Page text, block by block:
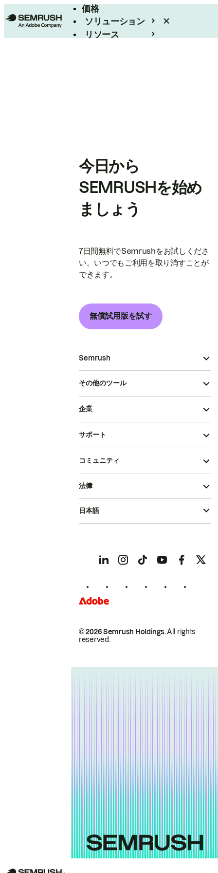
価格
ソリューション
リソース
今日から
SEMRUSHを始め
ましょう
7日間無料でSemrushをお試しくださ
い。いつでもご利用を取り消すことが
できます。
無償試用版を試す
Semrush
その他のツール
企業
サポート
コミュニティ
© 2026 Semrush Holdings.All rights
reserved.
法律
日本語